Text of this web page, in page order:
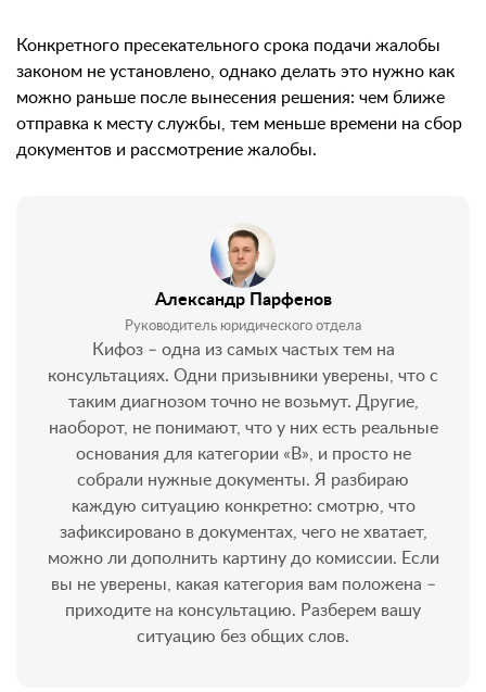
Конкретного пресекательного срока подачи жалобы
законом не установлено, однако делать это нужно как
можно раньше после вынесения решения: чем ближе
отправка к месту службы, тем меньше времени на сбор
документов и рассмотрение жалобы.
Александр Парфенов
Руководитель юридического отдела
Кифоз – одна из самых частых тем на
консультациях. Одни призывники уверены, что с
таким диагнозом точно не возьмут. Другие,
наоборот, не понимают, что у них есть реальные
основания для категории «В», и просто не
собрали нужные документы. Я разбираю
каждую ситуацию конкретно: смотрю, что
зафиксировано в документах, чего не хватает,
можно ли дополнить картину до комиссии. Если
вы не уверены, какая категория вам положена –
приходите на консультацию. Разберем вашу
ситуацию без общих слов.